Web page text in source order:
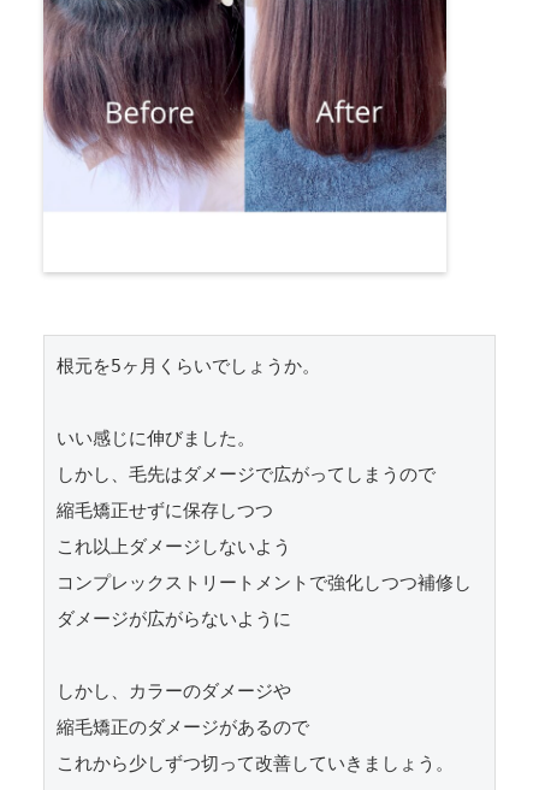
根元を5ヶ月くらいでしょうか。
いい感じに伸びました。
しかし、毛先はダメージで広がってしまうので
縮毛矯正せずに保存しつつ
これ以上ダメージしないよう
コンプレックストリートメントで強化しつつ補修し
ダメージが広がらないように
しかし、カラーのダメージや
縮毛矯正のダメージがあるので
これから少しずつ切って改善していきましょう。